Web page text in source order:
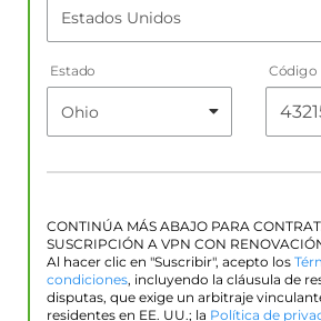
Estado Código
CONTINÚA MÁS ABAJO PARA
SUSCRIPCIÓN A VPN CON
Al hacer clic en "Suscribir", acepto los
condiciones, incluyendo la cláusula de
disputas, que exige un arbitraje
residentes en EE. UU.; la Política de